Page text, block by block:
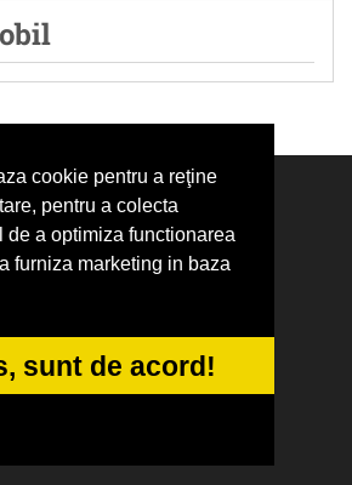
cookie pentru a reţine
pentru a colecta
de a optimiza functionarea
furniza marketing in baza
sunt de acord!